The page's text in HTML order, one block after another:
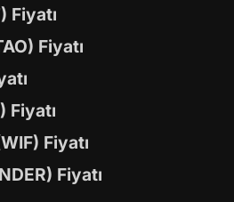
Fiyatı
Fiyatı
Fiyatı
Fiyatı
Fiyatı